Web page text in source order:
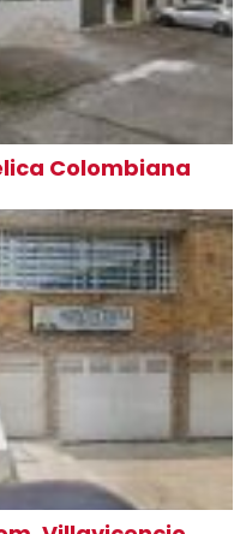
Colombiana